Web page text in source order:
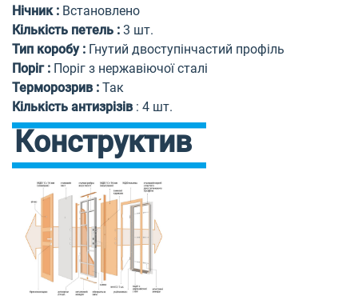
Нічник : Встановлено
Кількість петель : 3 шт.
Тип коробу : Гнутий двоступінчастий профіль
Поріг : Поріг з нержавіючої сталі
Терморозрив : Так
Кількість антизрізів : 4 шт.
Конструктив